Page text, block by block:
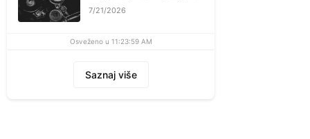
7/21/2026
Osveženo u 11:23:59 AM
Saznaj više